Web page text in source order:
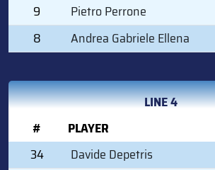
9
Pietro Perrone
8
Andrea Gabriele Ellena
LINE 4
#
PLAYER
34
Davide Depetris